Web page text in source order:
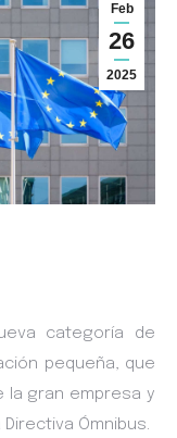
Feb
26
2025
categoría de
pequeña, que
la gran empresa y
Ómnibus.